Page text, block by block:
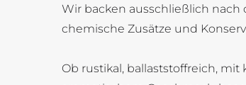
Herzhaft oder süß
Wir backen ausschließlich
chemische Zusätze und
Ob rustikal, ballaststoffreich, mit